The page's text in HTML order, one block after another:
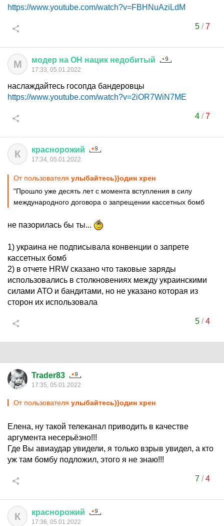
https://www.youtube.com/watch?v=FBHNuAziLdM
5/7
М модер на ОН нацик недобитый
17:33, 05.01.2022
наслаждайтесь госопда бандеровцы
https://www.youtube.com/watch?v=2iOR7WiN7ME
4/7
К краснорожий
17:34, 05.01.2022
От пользователя улыбайтесь))один хрен
"Прошло уже десять лет с момента вступления в силу
международного договора о запрещении кассетных бомб
не пазорилась бы ты...
1) украина не подписывала конвенции о запрете
кассетных бомб
2) в отчете HRW сказано что таковые заряды
использовались в столкновениях между украинскими
силами АТО и бандитами, но не указано которая из
сторон их использовала
5/4
Trader83
17:35, 05.01.2022
От пользователя улыбайтесь))один хрен
Елена, ну такой телеканал приводить в качестве
аргумента несерьёзно!!!
Где Вы авиаудар увидели, я только взрыв увидел, а кто
уж там бомбу подложил, этого я не знаю!!!
7/4
К краснорожий
17:36, 05.01.2022